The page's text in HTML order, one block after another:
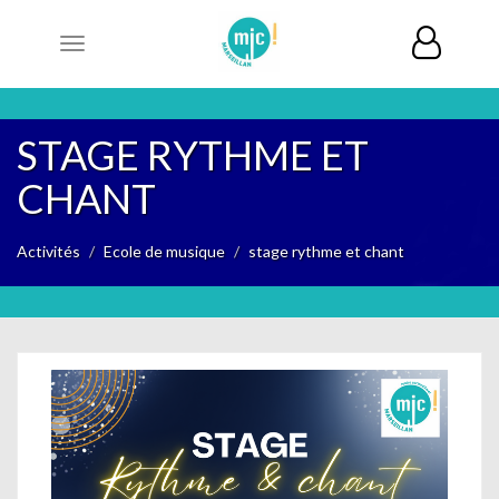
Toggle
STAGE RYTHME ET
CHANT
Activités Ecole de musique stage rythme et chant